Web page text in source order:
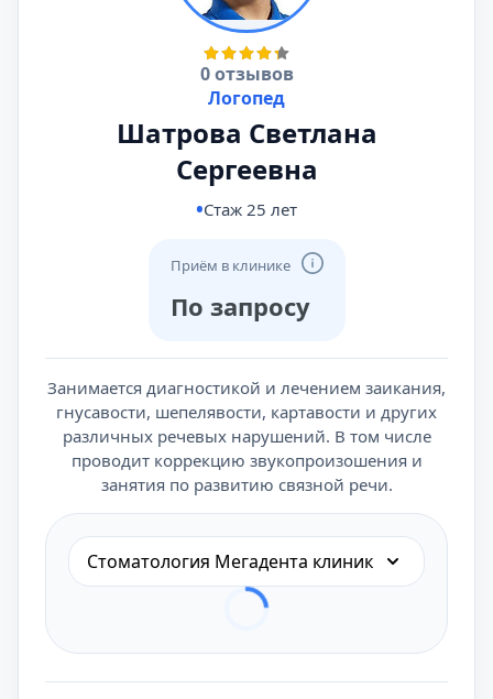
0 отзывов
Логопед
Шатрова Светлана
Сергеевна
Стаж 25 лет
Приём в клинике
По запросу
Занимается диагностикой и лечением заикания,
гнусавости, шепелявости, картавости и других
различных речевых нарушений. В том числе
проводит коррекцию звукопроизошения и
занятия по развитию связной речи.
Стоматология Мегадента клиник